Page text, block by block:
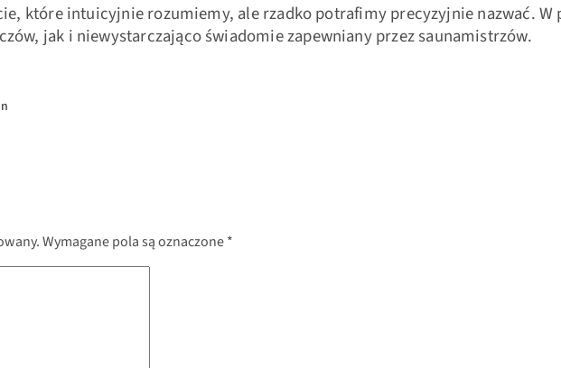
które intuicyjnie rozumiemy, ale rzadko potrafimy precyzyjnie nazwać.
jak i niewystarczająco świadomie zapewniany przez saunamistrzów.
Wymagane pola są oznaczone*